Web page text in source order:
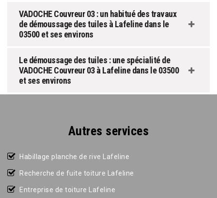
VADOCHE Couvreur 03 : un habitué des travaux
de démoussage des tuiles à Lafeline dans le
03500 et ses environs
Le démoussage des tuiles : une spécialité de
VADOCHE Couvreur 03 à Lafeline dans le 03500
et ses environs
Autres services
Habillage planche de rive Lafeline
Recherche de fuite toiture Lafeline
Entreprise de toiture Lafeline